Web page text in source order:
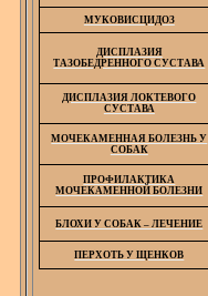
МУКОВИСЦИДОЗ
ДИСПЛАЗИЯ
ТАЗОБЕДРЕННОГО СУСТАВА
ДИСПЛАЗИЯ ЛОКТЕВОГО
СУСТАВА
МОЧЕКАМЕННАЯ БОЛЕЗНЬ У
СОБАК
ПРОФИЛАКТИКА
МОЧЕКАМЕННОЙ БОЛЕЗНИ
БЛОХИ У СОБАК – ЛЕЧЕНИЕ
ПЕРХОТЬ У ЩЕНКОВ